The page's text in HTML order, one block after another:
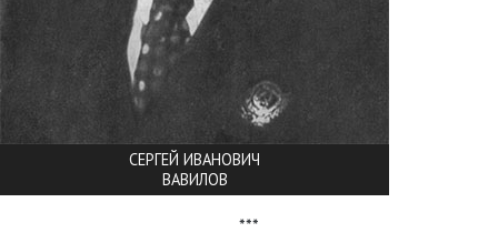
СЕРГЕЙ ИВАНОВИЧ
ВАВИЛОВ
***